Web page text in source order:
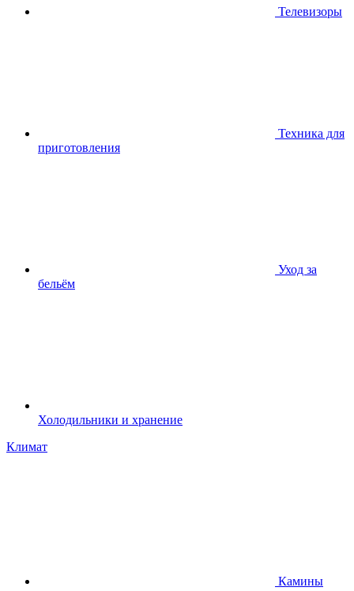
Телевизоры
Техника для
приготовления
Уход за
бельём
Холодильники и хранение
Климат
Камины